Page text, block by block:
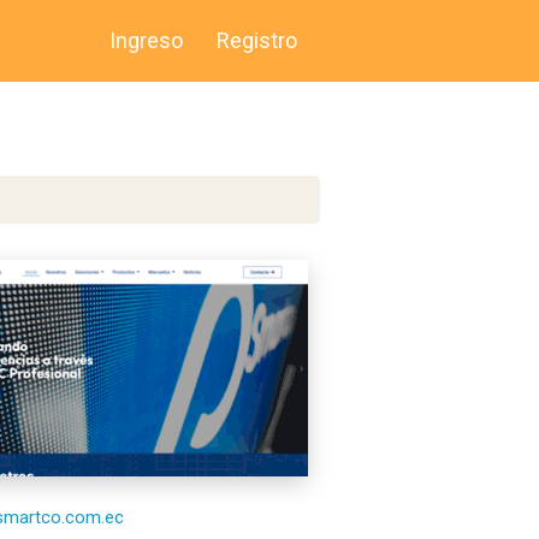
Ingreso Registro